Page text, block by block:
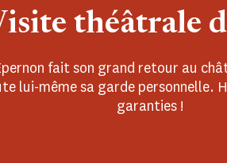
théâtrale
fait son grand retour au
lui-même sa garde personnelle.
garanties !